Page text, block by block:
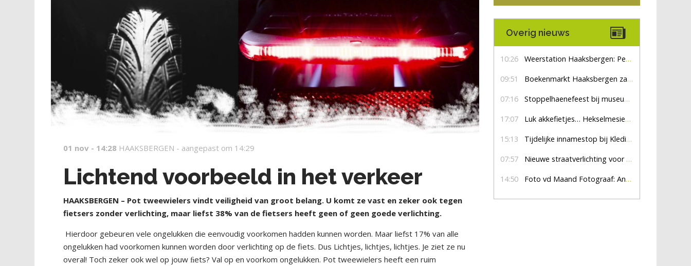
01 nov - 14:28 HAAKSBERGEN - aangepast om 14:29
Lichtend voorbeeld in het verkeer
HAAKSBERGEN – Pot tweewielers vindt veiligheid van groot belang. U komt ze vast en zeker ook tegen
fietsers zonder verlichting, maar liefst 38% van de fietsers heeft geen of geen goede verlichting.
Hierdoor gebeuren vele ongelukken die eenvoudig voorkomen hadden kunnen worden. Maar liefst 17% van alle
ongelukken had voorkomen kunnen worden door verlichting op de fiets. Dus Lichtjes, lichtjes, lichtjes. Je ziet ze nu
overal! Toch zeker ook wel op jouw ﬁets? Val op en voorkom ongelukken. Pot tweewielers heeft een ruim
Overig nieuws
10:26 Weerstation Haaksbergen: Perioden met zon en droog
09:51 Boekenmarkt Haaksbergen zaterdag 8 augustus, marktplein Haaksbergen
07:16 Stoppelhaenefeest bij museum De Lebbenbrugge
17:07 Luk akkefietjes… HekselmesienHarry
15:13 Tijdelijke innamestop bij Kledingbank Stefania
07:57 Nieuwe straatverlichting voor De Veldmaat en De Pas
14:50 Foto vd Maand Fotograaf: Anna Jalving